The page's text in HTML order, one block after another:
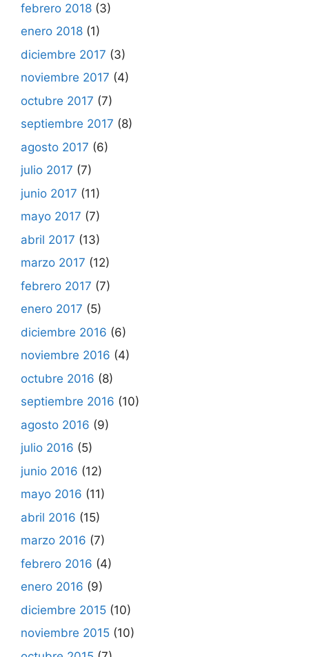
febrero 2018 (3)
enero 2018 (1)
diciembre 2017 (3)
noviembre 2017 (4)
octubre 2017 (7)
septiembre 2017 (8)
agosto 2017 (6)
julio 2017 (7)
junio 2017 (11)
mayo 2017 (7)
abril 2017 (13)
marzo 2017 (12)
febrero 2017 (7)
enero 2017 (5)
diciembre 2016 (6)
noviembre 2016 (4)
octubre 2016 (8)
septiembre 2016 (10)
agosto 2016 (9)
julio 2016 (5)
junio 2016 (12)
mayo 2016 (11)
abril 2016 (15)
marzo 2016 (7)
febrero 2016 (4)
enero 2016 (9)
diciembre 2015 (10)
noviembre 2015 (10)